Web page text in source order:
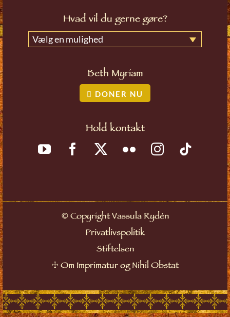
Hvad vil du gerne gøre?
Vælg en mulighed
Beth Myriam
DONER NU
Hold kontakt
©Copyright Vassula Rydén
Privatlivspolitik
Stiftelsen
☩ Om Imprimatur og Nihil Obstat